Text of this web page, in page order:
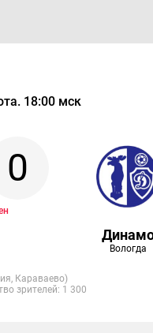
18:00 мск
0
Вологда
Караваево)
зрителей: 1 300